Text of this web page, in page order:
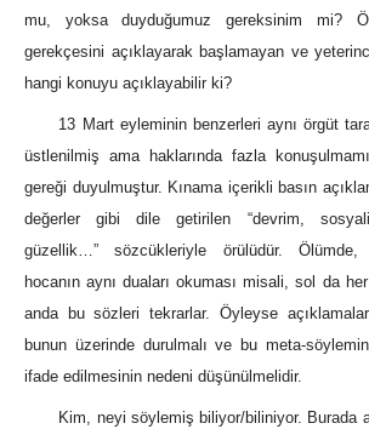
mu, yoksa duyduğumuz gereksinim mi?
gerekçesini açıklayarak başlamayan ve
hangi konuyu açıklayabilir ki?
13 Mart eyleminin benzerleri aynı örgüt
üstlenilmiş ama haklarında fazla
gereği duyulmuştur. Kınama içerikli basın
değerler gibi dile getirilen “devrim,
güzellik…” sözcükleriyle örülüdür. Ölümde,
hocanın aynı duaları okuması misali, sol da
anda bu sözleri tekrarlar. Öyleyse
bunun üzerinde durulmalı ve bu meta-
ifade edilmesinin nedeni düşünülmelidir.
Kim, neyi söylemiş biliyor/biliniyor. Burada